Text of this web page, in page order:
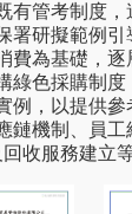
有管考制度
署研擬範例引
費為基礎，
綠色採購制
例，以提供
鏈機制、員
回收服務建立